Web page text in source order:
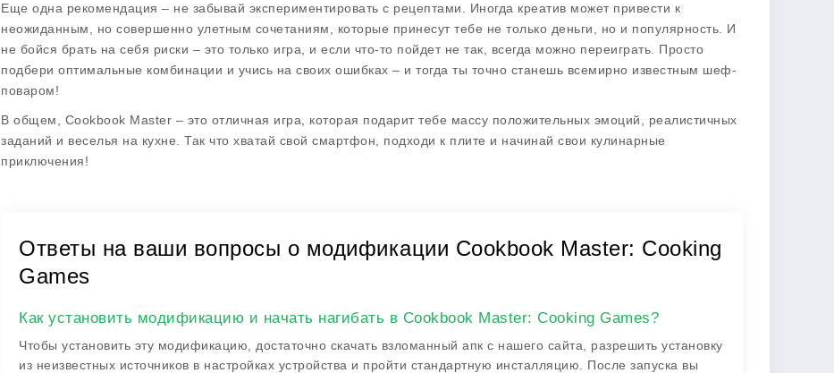
Еще одна рекомендация – не забывай экспериментировать с рецептами. Иногда креатив может привести к
неожиданным, но совершенно улетным сочетаниям, которые принесут тебе не только деньги, но и популярность. И
не бойся брать на себя риски – это только игра, и если что-то пойдет не так, всегда можно переиграть. Просто
подбери оптимальные комбинации и учись на своих ошибках – и тогда ты точно станешь всемирно известным шеф-
поваром!
В общем, Cookbook Master – это отличная игра, которая подарит тебе массу положительных эмоций, реалистичных
заданий и веселья на кухне. Так что хватай свой смартфон, подходи к плите и начинай свои кулинарные
приключения!
Ответы на ваши вопросы о модификации Cookbook Master: Cooking
Games
Как установить модификацию и начать нагибать в Cookbook Master: Cooking Games?
Чтобы установить эту модификацию, достаточно скачать взломанный апк с нашего сайта, разрешить установку
из неизвестных источников в настройках устройства и пройти стандартную инсталляцию. После запуска вы